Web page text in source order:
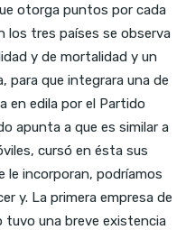
otorga puntos por cada
los tres países se observa
y de mortalidad y un
para que integrara una de
en edila por el Partido
apunta a que es similar a
cursó en ésta sus
le incorporan, podríamos
y. La primera empresa de
tuvo una breve existencia